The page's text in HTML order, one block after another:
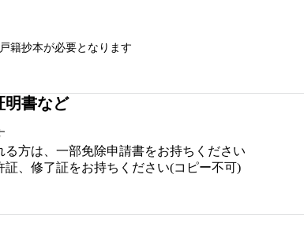
籍抄本が必要となります
明書など
方は、一部免除申請書をお持ちください
、修了証をお持ちください(コピー不可)